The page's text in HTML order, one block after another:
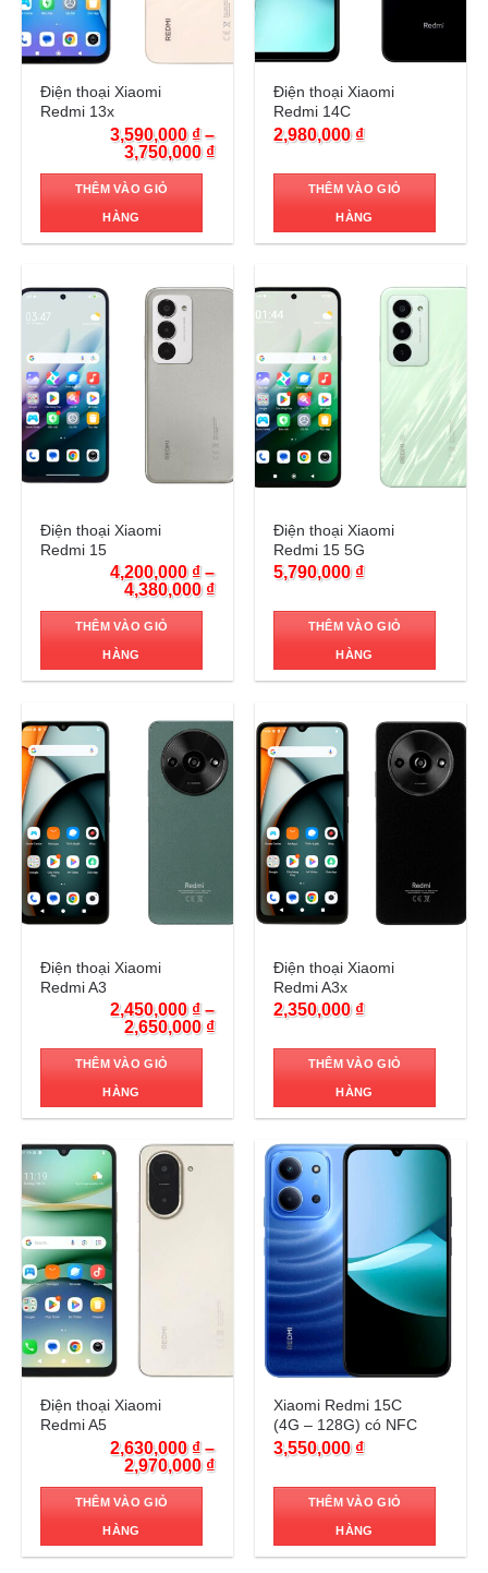
Trả góp 0%
Điện thoại Xiaomi
Redmi 13x
3,590,000 ₫–
3,750,000 ₫
THÊM VÀO GIỎ
HÀNG
Trả góp 0%
Điện thoại Xiaomi
Redmi 14C
2,980,000 ₫
THÊM VÀO GIỎ
HÀNG
Điện thoại Xiaomi
Redmi 15
4,200,000 ₫–
4,380,000 ₫
THÊM VÀO GIỎ
HÀNG
Trả góp 0%
Điện thoại Xiaomi
Redmi 15 5G
5,790,000 ₫
THÊM VÀO GIỎ
HÀNG
Trả góp 0%
Điện thoại Xiaomi
Redmi A3
2,450,000 ₫–
2,650,000 ₫
THÊM VÀO GIỎ
HÀNG
Trả góp 0%
Điện thoại Xiaomi
Redmi A3x
2,350,000 ₫
THÊM VÀO GIỎ
HÀNG
Trả góp 0%
Điện thoại Xiaomi
Redmi A5
2,630,000 ₫–
2,970,000 ₫
THÊM VÀO GIỎ
HÀNG
Trả góp 0%
Xiaomi Redmi 15C
(4G – 128G) có NFC
3,550,000 ₫
THÊM VÀO GIỎ
HÀNG